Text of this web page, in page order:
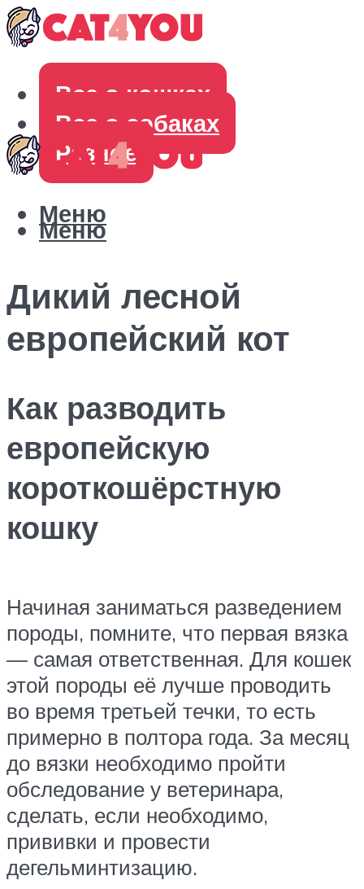
Все о кошках
Все о собаках
Разное
Меню
Меню
Дикий лесной
европейский кот
Как разводить
европейскую
короткошёрстную
кошку
Начиная заниматься разведением
породы, помните, что первая вязка
— самая ответственная. Для кошек
этой породы её лучше проводить
во время третьей течки, то есть
примерно в полтора года. За месяц
до вязки необходимо пройти
обследование у ветеринара,
сделать, если необходимо,
прививки и провести
дегельминтизацию.